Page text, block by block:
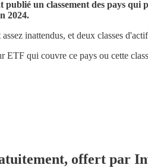
un classement des pays
2024.
inattendus, et deux classes
ETF qui couvre ce pays ou cette
offert par